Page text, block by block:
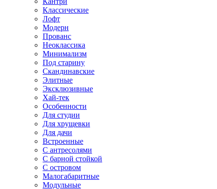
Классические
Лофт
Модерн
Прованс
Неоклассика
Минимализм
Под старину
Скандинавские
Элитные
Эксклюзивные
Хай-тек
Особенности
Для студии
Для хрущевки
Для дачи
Встроенные
С антресолями
С барной стойкой
С островом
Малогабаритные
Модульные